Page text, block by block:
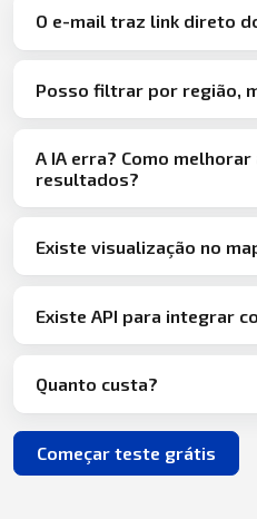
O e-mail traz link direto
Posso filtrar por região,
A IA erra? Como
resultados?
Existe visualização no
Existe API para integrar
Quanto custa?
Começar teste grátis